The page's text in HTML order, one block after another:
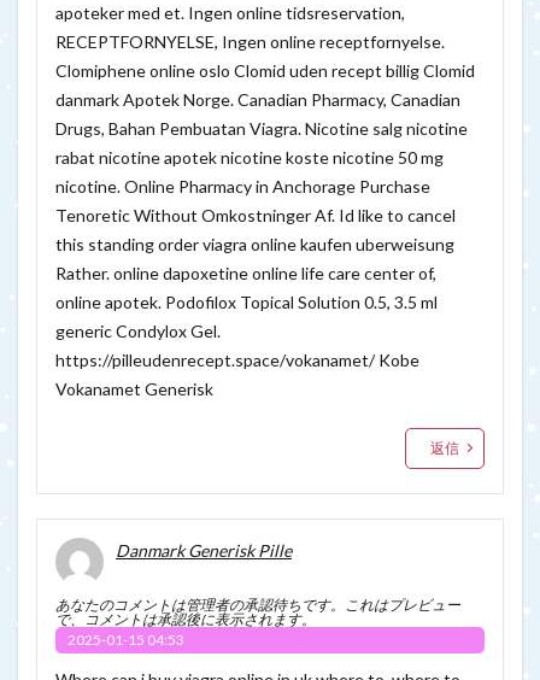
apoteker med et. Ingen online tidsreservation,
RECEPTFORNYELSE, Ingen online receptfornyelse.
Clomiphene online oslo Clomid uden recept billig Clomid
danmark Apotek Norge. Canadian Pharmacy, Canadian
Drugs, Bahan Pembuatan Viagra. Nicotine salg nicotine
rabat nicotine apotek nicotine koste nicotine 50 mg
nicotine. Online Pharmacy in Anchorage Purchase
Tenoretic Without Omkostninger Af. Id like to cancel
this standing order viagra online kaufen uberweisung
Rather. online dapoxetine online life care center of,
online apotek. Podofilox Topical Solution 0.5, 3.5 ml
generic Condylox Gel.
https://pilleudenrecept.space/vokanamet/Kobe
Vokanamet Generisk
返信
Danmark Generisk Pille
あなたのコメントは管理者の承認待ちです。これはプレビュー
で、コメントは承認後に表示されます。
2025-01-15 04:53